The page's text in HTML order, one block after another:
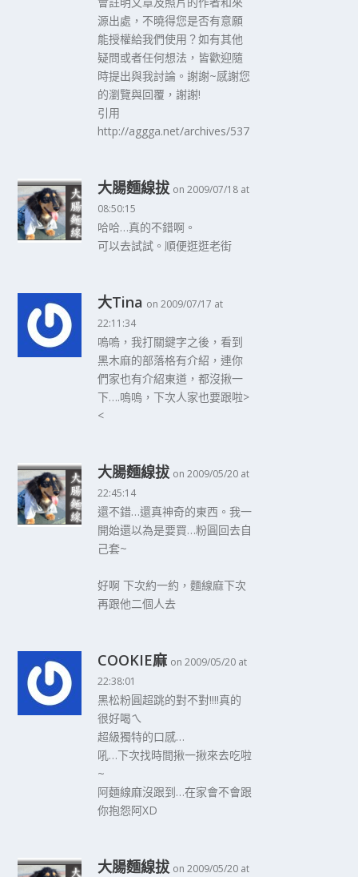
源出處，不曉得您是否有意願
能授權給我們使用？如有其他
疑問或者任何想法，皆歡迎隨
時提出與我討論。謝謝~感謝您
的瀏覽與回覆，謝謝!
引用
http://aggga.net/archives/537
大腸麵線拔 on 2009/07/18 at
08:50:15
哈哈…真的不錯啊。
可以去試試。順便逛逛老街
大Tina on 2009/07/17 at
22:11:34
嗚嗚，我打關鍵字之後，看到
黑木麻的部落格有介紹，連你
們家也有介紹東道，都沒揪一
下….嗚嗚，下次人家也要跟啦>
<
大腸麵線拔 on 2009/05/20 at
22:45:14
還不錯…還真神奇的東西。我一
開始還以為是要買…粉圓回去自
己套~
好啊 下次約一約，麵線麻下次
再跟他二個人去
COOKIE麻 on 2009/05/20 at
22:38:01
黑松粉圓超跳的對不對!!!!真的
很好喝ㄟ
超級獨特的口感…
吼…下次找時間揪一揪來去吃啦
~
阿麵線麻沒跟到…在家會不會跟
你抱怨阿XD
大腸麵線拔 on 2009/05/20 at